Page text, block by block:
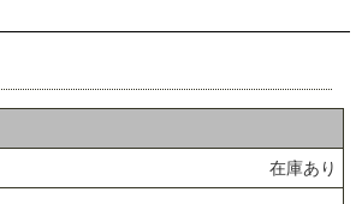
在庫あり